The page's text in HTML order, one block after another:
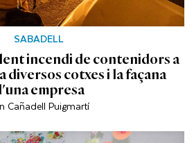
SABADELL
incendi de contenidors a
diversos cotxes i la façana
empresa
Cañadell Puigmartí